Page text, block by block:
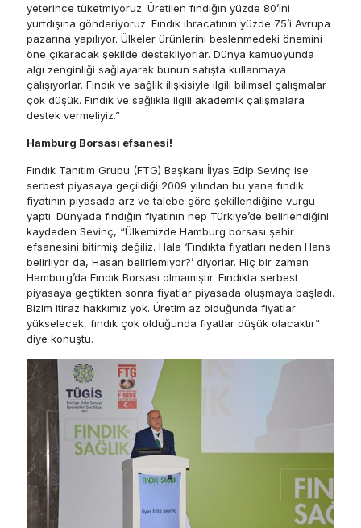
yeterince tüketmiyoruz. Üretilen fındığın yüzde 80’ini
yurtdışına gönderiyoruz. Fındık ihracatının yüzde 75’i Avrupa
pazarına yapılıyor. Ülkeler ürünlerini beslenmedeki önemini
öne çıkaracak şekilde destekliyorlar. Dünya kamuoyunda
algı zenginliği sağlayarak bunun satışta kullanmaya
çalışıyorlar. Fındık ve sağlık ilişkisiyle ilgili bilimsel çalışmalar
çok düşük. Fındık ve sağlıkla ilgili akademik çalışmalara
destek vermeliyiz.”
Hamburg Borsası efsanesi!
Fındık Tanıtım Grubu (FTG) Başkanı İlyas Edip Sevinç ise
serbest piyasaya geçildiği 2009 yılından bu yana fındık
fiyatının piyasada arz ve talebe göre şekillendiğine vurgu
yaptı. Dünyada fındığın fiyatının hep Türkiye’de belirlendiğini
kaydeden Sevinç, “Ülkemizde Hamburg borsası şehir
efsanesini bitirmiş değiliz. Hala ‘Fındıkta fiyatları neden Hans
belirliyor da, Hasan belirlemiyor?’ diyorlar. Hiç bir zaman
Hamburg’da Fındık Borsası olmamıştır. Fındıkta serbest
piyasaya geçtikten sonra fiyatlar piyasada oluşmaya başladı.
Bizim itiraz hakkımız yok. Üretim az olduğunda fiyatlar
yükselecek, fındık çok olduğunda fiyatlar düşük olacaktır”
diye konuştu.